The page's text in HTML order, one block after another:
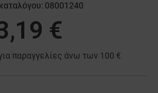
08001240
€
παραγγελίες άνω των 100 €